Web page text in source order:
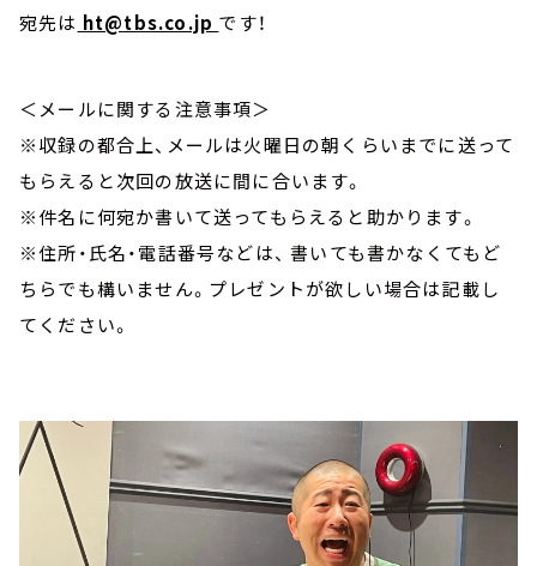
宛先は ht@tbs.co.jp です！
＜メールに関する注意事項＞
※収録の都合上、メールは火曜日の朝くらいまでに送って
もらえると次回の放送に間に合います。
※件名に何宛か書いて送ってもらえると助かります。
※住所・氏名・電話番号などは、 書いても書かなくてもど
ちらでも構いません。プレゼントが欲しい場合は記載し
てください。